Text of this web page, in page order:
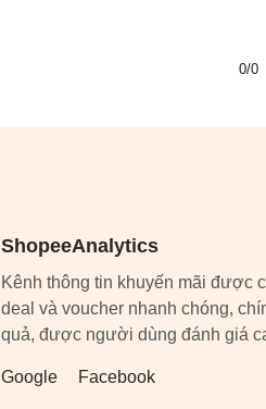
0/0
ShopeeAnalytics
Kênh thông tin khuyến mãi được
deal và voucher nhanh chóng,
quả, được người dùng đánh giá
Google Facebook